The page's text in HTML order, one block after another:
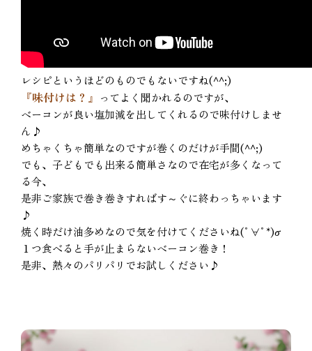
レシピというほどのものでもないですね(^^;)
『味付けは？』 ってよく聞かれるのですが、
ベーコンが良い塩加減を出してくれるので味付けしませ
ん♪
めちゃくちゃ簡単なのですが巻くのだけが手間(^^;)
でも、子どもでも出来る簡単さなので在宅が多くなって
る今、
是非ご家族で巻き巻きすればす～ぐに終わっちゃいます
♪
焼く時だけ油多めなので気を付けてくださいね(ﾟ∀ﾟ*)σ
１つ食べると手が止まらないベーコン巻き！
是非、熱々のパリパリでお試しください♪